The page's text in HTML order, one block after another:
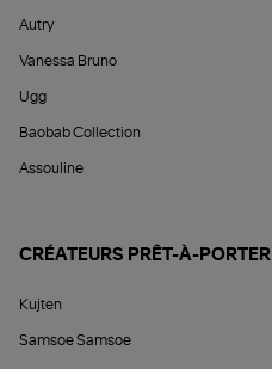
Autry
Vanessa Bruno
Ugg
Baobab Collection
Assouline
CRÉATEURS PRÊT-À-PORTER
Kujten
Samsoe Samsoe